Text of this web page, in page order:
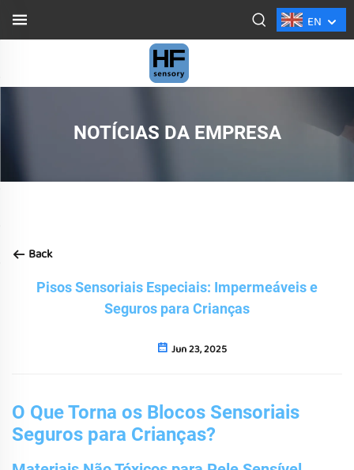
EN
NOTÍCIAS DA EMPRESA
Back
Pisos Sensoriais Especiais: Impermeáveis e
Seguros para Crianças
Jun 23, 2025
O Que Torna os Blocos Sensoriais
Seguros para Crianças?